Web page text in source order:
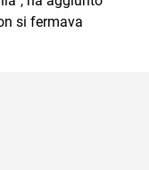
si fermava